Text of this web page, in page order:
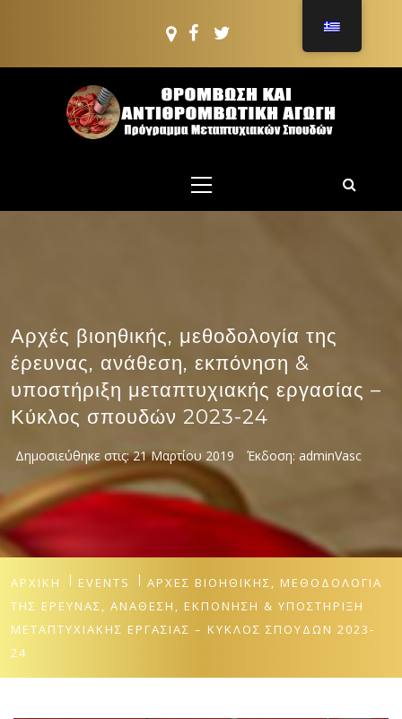
ΠΜΣ: ΘΡΟΜΒΩΣΗ
ΚΑΙ
μενού
Αρχές βιοηθικής, μεθοδολογία της
έρευνας, ανάθεση, εκπόνηση &
υποστήριξη μεταπτυχιακής εργασίας –
Κύκλος σπουδών 2023-24
Δημοσιεύθηκε στις:21 Μαρτίου 2019 Έκδοση: adminVasc
ΑΡΧΙΚΉ EVENTS
ΑΡΧΈΣ ΒΙΟΗΘΙΚΉΣ, ΜΕΘΟΔΟΛΟΓΊΑ
ΤΗΣ ΈΡΕΥΝΑΣ, ΑΝΆΘΕΣΗ, ΕΚΠΌΝΗΣΗ & ΥΠΟΣΤΉΡΙΞΗ
ΜΕΤΑΠΤΥΧΙΑΚΉΣ ΕΡΓΑΣΊΑΣ – ΚΎΚΛΟΣ ΣΠΟΥΔΏΝ 2023-
24